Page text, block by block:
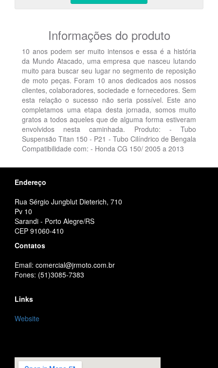
Informações do produto
10 anos podem ser muito intensos e essa é a história
da Mundo Atacado, uma empresa que nasceu lutando
muito para buscar seu lugar no segmento de reposição
de moto peças. Foram 10 anos dedicados aos nossos
clientes, colaboradores, sociedade e fornecedores. Sem
esta relação o sucesso não seria possível. Este ano
completamos uma etapa desta jornada, somos muito
gratos a todos aqueles que de alguma forma estiveram
envolvidos nesta caminhada. Produto: - Tubo
Suspensão Titan 150 - P21 - Tubo Cilíndrico de Bengala
Compatibilidade com: - Honda CG 150/ 2005 a 2013
Endereço
Rua Sérgio Jungblut Dieterich, 710
Pv 10
Sarandi - Porto Alegre/RS
CEP 91060-410
Contatos
Email: comercial@jrmoto.com.br
Fones: (51)3085-7383
Links
Website